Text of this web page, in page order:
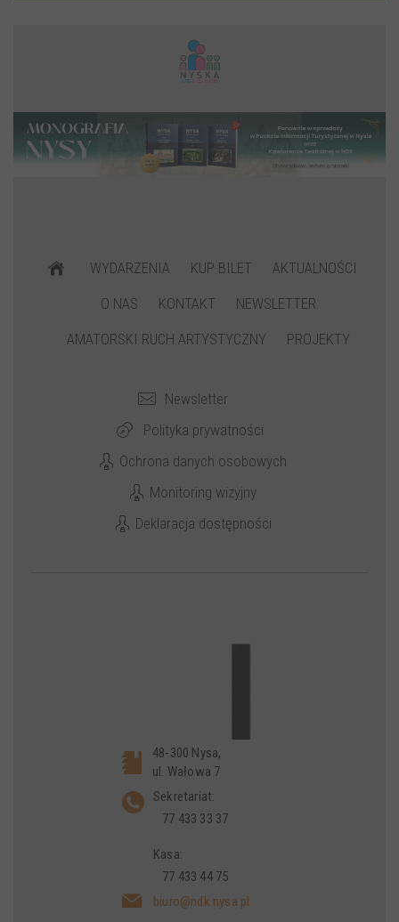
WYDARZENIA KUP BILET
AKTUALNOŚCI
O NAS
KONTAKT
NEWSLETTER
AMATORSKI RUCH ARTYSTYCZNY
PROJEKTY
Newsletter
Polityka prywatności
Ochrona danych osobowych
Monitoring wizyjny
Deklaracja dostępności
48-300 Nysa,
ul. Wałowa 7
Sekretariat:
77 433 33 37
Kasa:
77 433 44 75
biuro@ndk.nysa.pl